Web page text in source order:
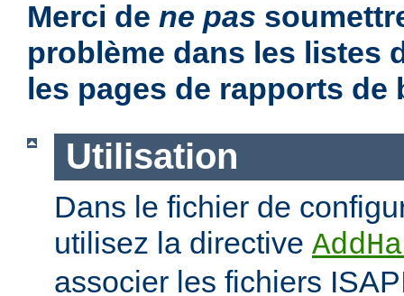
Merci de ne pas
problème dans les listes
les pages de rapports de
Utilisation
Dans le fichier de
utilisez la directive
associer les fichiers